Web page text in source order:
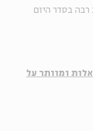
רבה בסדר היום
ומוותר על